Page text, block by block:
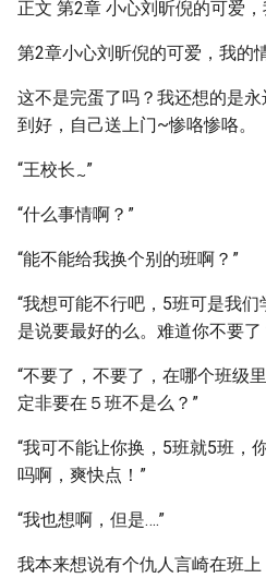
正文 第2章 小心刘昕倪的可爱
第2章小心刘昕倪的可爱，我的
这不是完蛋了吗？我还想的是
到好，自己送上门~惨咯惨咯。
“王校长 ~”
“什么事情啊？”
“能不能给我换个别的班啊？”
“我想可能不行吧，5班可是我
是说要最好的么。难道你不要了
“不要了，不要了，在哪个班级
定非要在５班不是么？”
“我可不能让你换，5班就5班，
吗啊，爽快点！”
“我也想啊，但是….”
我本来想说有个仇人言崎在班